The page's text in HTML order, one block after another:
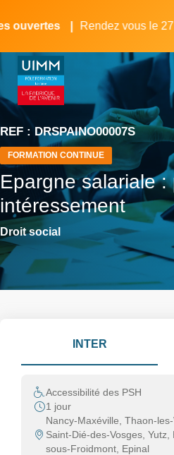
au
principal
Rendez vous le 27
REF : DRSPAINO00007S
FORMATION CONTINUE
Epargne salariale
intéressement
Droit social
INTER
Accessibilité des PSH
1 jour
Nancy-Maxéville, Thaon-
Saint-Dié-des-Vosges,
sous-Froidmont, Epinal